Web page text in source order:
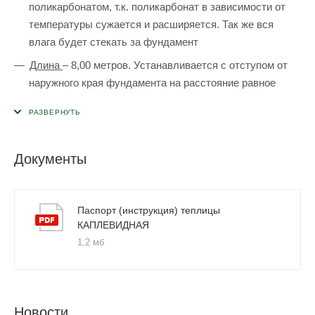
поликарбонатом, т.к. поликарбонат в зависимости от
температуры сужается и расширяется. Так же вся
влага будет стекать за фундамент
Длина – 8,00 метров. Устанавливается с отступом от
наружного края фундамента на расстояние равное
над торцом. Для того чтобы была возможность
козырька
Важно!Чтобы не ошибиться с размерами фундамента,
рекомендуем подготавливать основание исходя из
собранного металлического каркаса. Данная теплица
Документы
Паспорт (инструкция) теплицы
КАПЛЕВИДНАЯ
1,2 мб